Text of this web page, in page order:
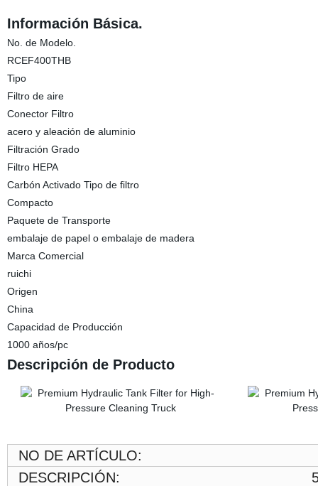
Información Básica.
No. de Modelo.
RCEF400THB
Tipo
Filtro de aire
Conector Filtro
acero y aleación de aluminio
Filtración Grado
Filtro HEPA
Carbón Activado Tipo de filtro
Compacto
Paquete de Transporte
embalaje de papel o embalaje de madera
Marca Comercial
ruichi
Origen
China
Capacidad de Producción
1000 años/pc
Descripción de Producto
NO DE ARTÍCULO:
DESCRIPCIÓN: